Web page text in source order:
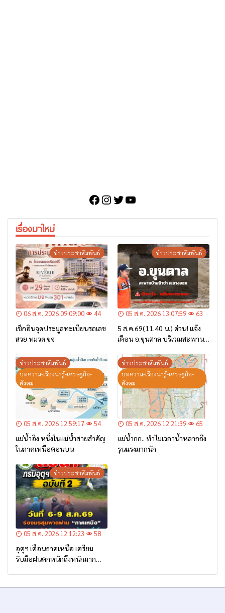
Facebook
Instagram
Twitter
YouTube
เรื่องมาใหม่
ข่าวประชาสัมพันธ์
06 ส.ค. 2026 09:09:00 44
เช็กอินจุดประมูลทะเบียนรถเลข
สวย หมวด ขจ
ข่าวประชาสัมพันธ์
05 ส.ค. 2026 13:07:59 63
5 ส.ค.69(11.40 น.) ด่วน! แจ้ง
เตือน อ.ขุนตาล บริเวณสะพาน
– เตรียมการอพยพ”
ข่าวประชาสัมพันธ์
บทความ-เรื่องน่ารู้-เศรษฐกิจ-
สังคม
05 ส.ค. 2026 12:59:17 54
แม่น้ำอิง หนึ่งในแม่น้ำสายสำคัญ
ในภาคเหนือตอนบน
ข่าวประชาสัมพันธ์
บทความ-เรื่องน่ารู้-เศรษฐกิจ-
สังคม
05 ส.ค. 2026 12:21:39 65
แม่น้ำกก.. ทำไมเวลาน้ำหลากถึง
รุนแรงมากนัก
ข่าวประชาสัมพันธ์
05 ส.ค. 2026 12:12:23 58
อุตุฯ เตือนภาคเหนือ เตรียม
รับมือฝนตกหนักถึงหนักมาก